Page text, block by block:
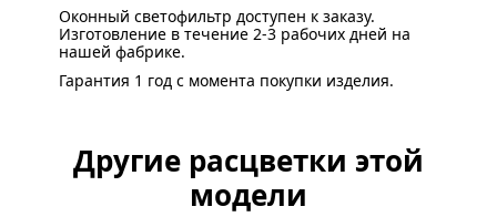
Оконный светофильтр доступен к заказу.
Изготовление в течение 2-3 рабочих дней на
нашей фабрике.
Гарантия 1 год с момента покупки изделия.
Другие расцветки этой
модели